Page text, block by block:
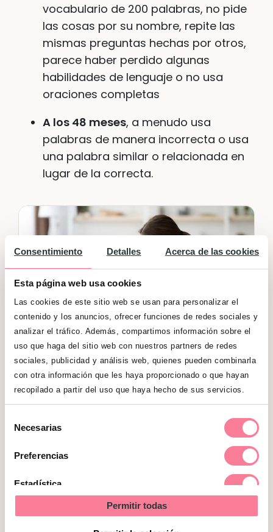
Consentimiento Detalles Acerca de las cookies
Esta página web usa cookies
Las cookies de este sitio web se usan para personalizar el
contenido y los anuncios, ofrecer funciones de redes sociales y
analizar el tráfico. Además, compartimos información sobre el
uso que haga del sitio web con nuestros partners de redes
sociales, publicidad y análisis web, quienes pueden combinarla
con otra información que les haya proporcionado o que hayan
recopilado a partir del uso que haya hecho de sus servicios.
Necesarias
Preferencias
Estadística
Permitir todas
vocabulario de 200 palabras, no pide
las cosas por su nombre, repite las
mismas preguntas hechas por otros,
parece haber perdido algunas
habilidades de lenguaje o no usa
oraciones completas
A los 48 meses, a menudo usa
palabras de manera incorrecta o usa
una palabra similar o relacionada en
lugar de la correcta.
Consejos si tu hijo tiene un
Llegas a la consulta con el pediatra, que
sin pretender alarmarnos nos advierte que
el niño podría tener un
trastorno en el
desarrollo del lenguaje, ¿y ahora qué
hacemos?